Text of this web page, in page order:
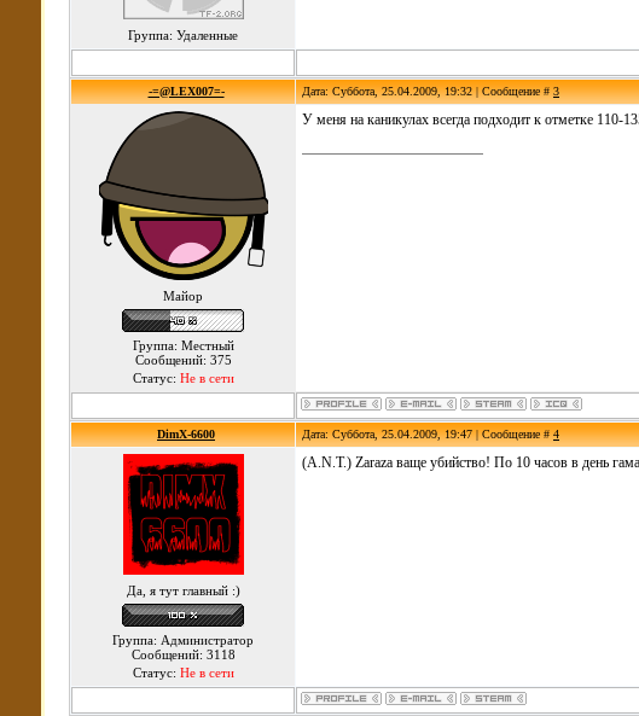
Группа: Удаленные
-=@LEX007=- Дата: Суббота, 25.04.2009, 19:32 | Сообщение #3
Майор
Группа: Местный
Сообщений: 375
Статус: Не в сети
У меня на каникулах всегда подходит к отметке 110-
DimX-6600 Дата: Суббота, 25.04.2009, 19:47 | Сообщение #4
Да, я тут главный :)
Группа: Администратор
Сообщений: 3118
Статус: Не в сети
(A.N.T.) Zaraza ваще убийство! По 10 часов в день